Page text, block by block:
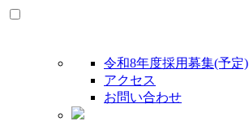
令和8年度採用募集(予定)
アクセス
お問い合わせ